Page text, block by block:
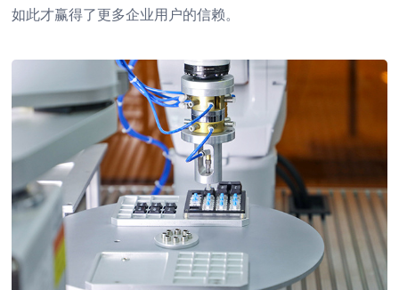
如此才赢得了更多企业用户的信赖。